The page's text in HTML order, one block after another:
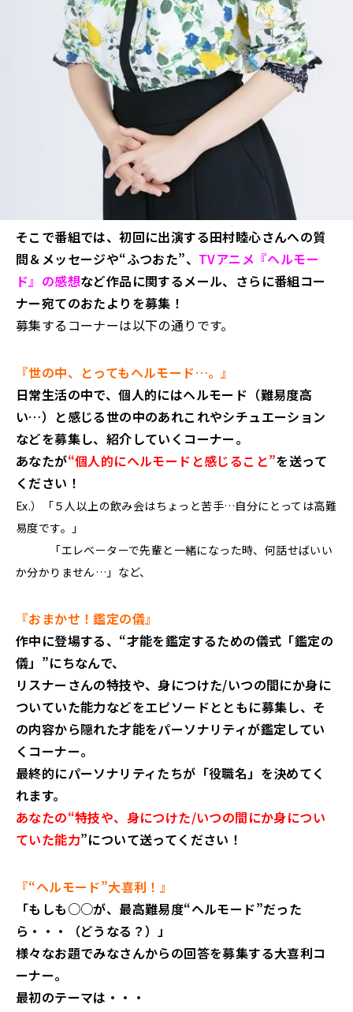
そこで番組では、初回に出演する田村睦心さんへの質
問＆メッセージや“ふつおた”、 TVアニメ『ヘルモー
ド』の感想など作品に関するメール、さらに番組コー
ナー宛てのおたよりを募集！
募集するコーナーは以下の通りです。
『世の中、とってもヘルモード…。』
日常生活の中で、個人的にはヘルモード（難易度高
い…）と感じる世の中のあれこれやシチュエーション
などを募集し、紹介していくコーナー。
あなたが“個人的にヘルモードと感じること”を送って
ください！
Ex.）「５人以上の飲み会はちょっと苦手…自分にとっては高難
易度です。」
「エレベーターで先輩と一緒になった時、何話せばいい
か分かりません…」など、
『おまかせ！鑑定の儀』
作中に登場する、“才能を鑑定するための儀式「鑑定の
儀」”にちなんで、
リスナーさんの特技や、身につけた/いつの間にか身に
ついていた能力などをエピソードとともに募集し、そ
の内容から隠れた才能をパーソナリティが鑑定してい
くコーナー。
最終的にパーソナリティたちが「役職名」を決めてく
れます。
あなたの“特技や、身につけた/いつの間にか身につい
ていた能力”について送ってください！
『“ヘルモード”大喜利！』
「もしも○○が、最高難易度“ヘルモード”だった
ら・・・（どうなる？）」
様々なお題でみなさんからの回答を募集する大喜利コ
ーナー。
最初のテーマは・・・